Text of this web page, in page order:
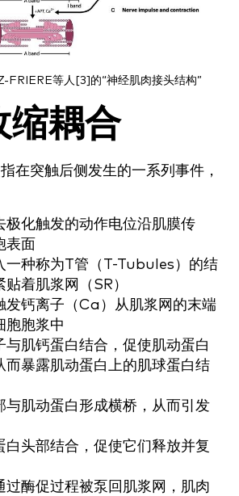
FRIERE等人[3]的“神经肌肉接头结构”
缩耦合
在突触后侧发生的一系列事件，
极化触发的动作电位沿肌膜传
表面
一种称为T管（T-Tubules）的结
着肌浆网（SR）
发钙离子（Ca）从肌浆网的末端
胞胞浆中
与肌钙蛋白结合，促使肌动蛋白
而暴露肌动蛋白上的肌球蛋白结
与肌动蛋白形成横桥，从而引发
白头部结合，促使它们释放并复
过酶促过程被泵回肌浆网，肌肉